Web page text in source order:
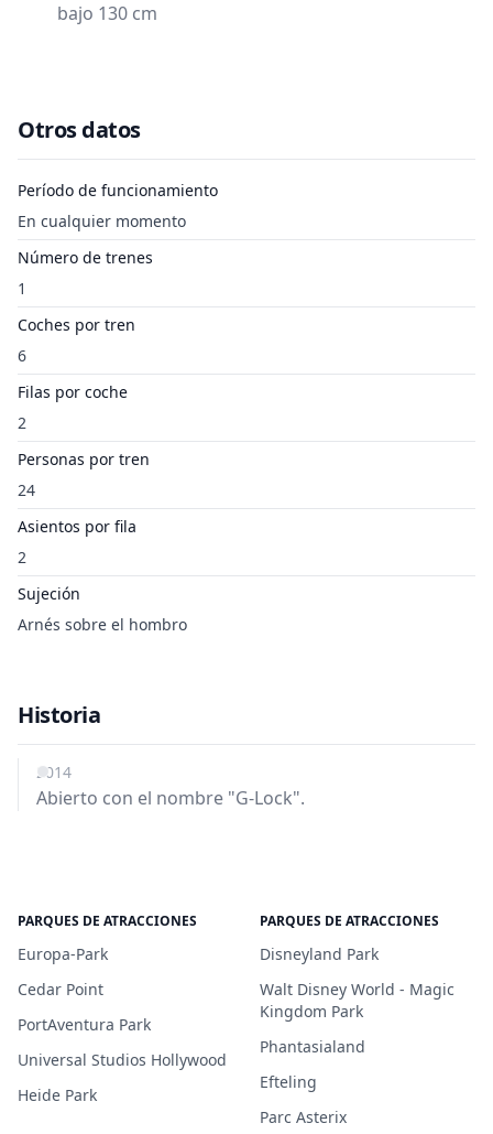
bajo 130 cm
Otros datos
Período de funcionamiento
En cualquier momento
Número de trenes
1
Coches por tren
6
Filas por coche
2
Personas por tren
24
Asientos por fila
2
Sujeción
Arnés sobre el hombro
Historia
2014
Abierto con el nombre "G-Lock".
PARQUES DE ATRACCIONES
Europa-Park
Cedar Point
PortAventura Park
Universal Studios Hollywood
Heide Park
PARQUES DE ATRACCIONES
Disneyland Park
Walt Disney World - Magic
Kingdom Park
Phantasialand
Efteling
Parc Asterix